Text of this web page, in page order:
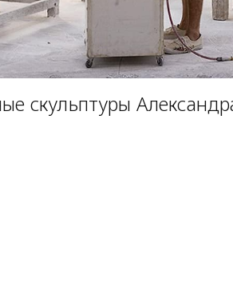
скульптуры